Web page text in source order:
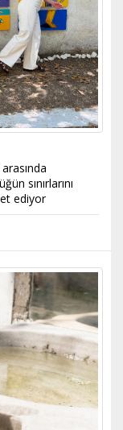
sınırlarını
ediyor